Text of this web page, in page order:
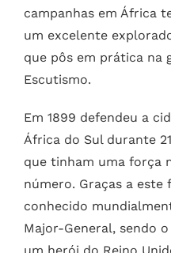
campanhas em África
um excelente
que pôs em prática na
Escutismo.
Em 1899 defendeu a
África do Sul durante
que tinham uma força
número. Graças a
conhecido
Major-General, sendo